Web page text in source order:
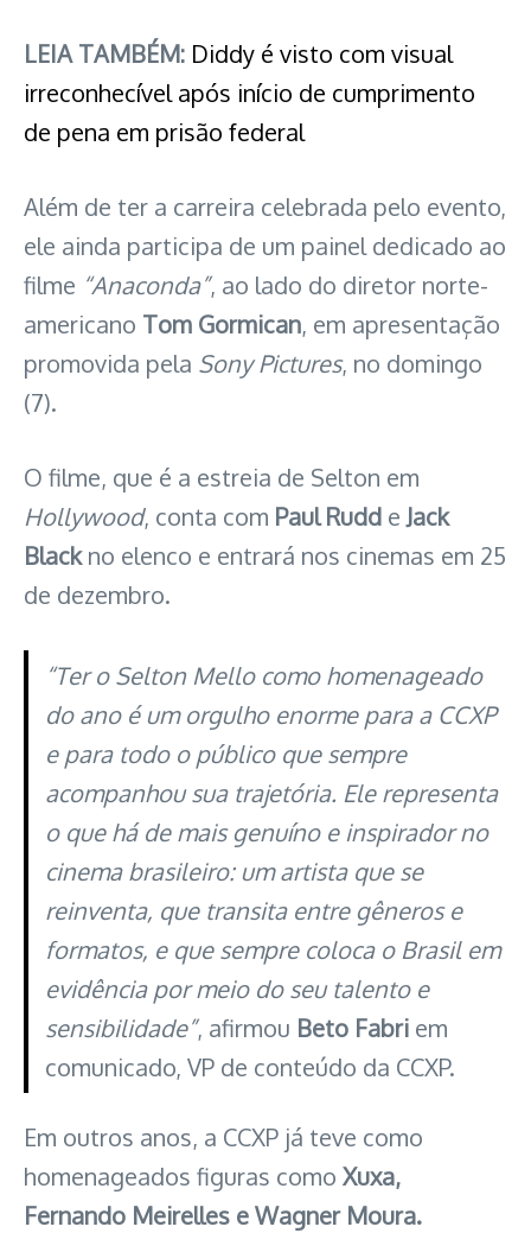
LEIA TAMBÉM: Diddy é visto com visual
irreconhecível após início de cumprimento
de pena em prisão federal
Além de ter a carreira celebrada pelo evento,
ele ainda participa de um painel dedicado ao
filme “Anaconda”, ao lado do diretor norte-
americano Tom Gormican, em apresentação
promovida pela Sony Pictures, no domingo
(7).
O filme, que é a estreia de Selton em
Hollywood, conta com Paul Rudd e Jack
Blackno elenco e entrará nos cinemas em 25
de dezembro.
“Ter o Selton Mello como homenageado
do ano é um orgulho enorme para a CCXP
e para todo o público que sempre
acompanhou sua trajetória. Ele representa
o que há de mais genuíno e inspirador no
cinema brasileiro: um artista que se
reinventa, que transita entre gêneros e
formatos, e que sempre coloca o Brasil em
evidência por meio do seu talento e
sensibilidade”, afirmou Beto Fabriem
comunicado, VP de conteúdo da CCXP.
Em outros anos, a CCXP já teve como
homenageados figuras como Xuxa,
Fernando Meirelles e Wagner Moura.